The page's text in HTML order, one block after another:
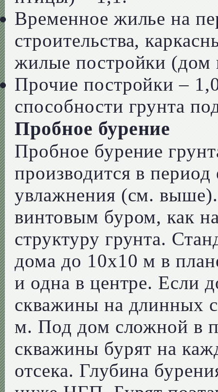
Временное жилье на
строительства,
жилые постройки
Прочие постройки –
способности грунта
Пробное бурение
Пробное бурение
производится в
увлажнения (см.
винтовым буром, как
структуру грунта.
дома до 10х10 м в
и одна в центре. Если
скважины на длинных
м. Под дом сложной в
скважины бурят на
отсека. Глубина